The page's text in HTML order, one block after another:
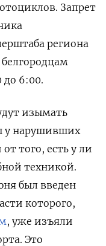
Запрет
региона
до 6:00.
изымать
у нарушивших
того, есть у ли
техникой.
был введен
которого,
, уже изъяли
Это